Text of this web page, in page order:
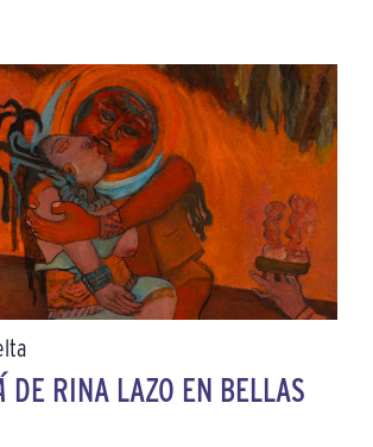
DE RINA LAZO EN BELLAS